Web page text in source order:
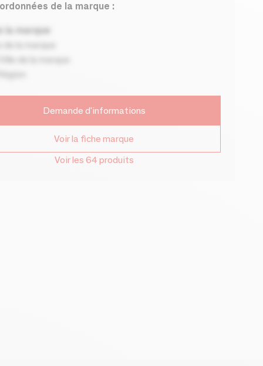
de la marque :
la marque
de la marque
Demande d'informations
Voir la fiche marque
Voir les 64 produits